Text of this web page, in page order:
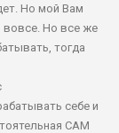
Но мой Вам
вовсе. Но все же
тогда
себе и
САМ